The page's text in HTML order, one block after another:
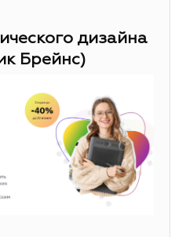
дизайна
Брейнс)